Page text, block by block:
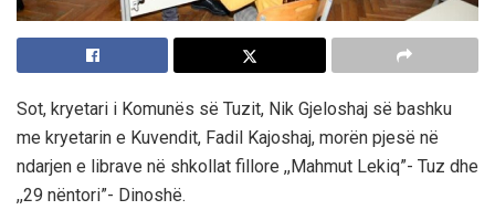
Sot, kryetari i Komunës së Tuzit, Nik Gjeloshaj së bashku
me kryetarin e Kuvendit, Fadil Kajoshaj, morën pjesë në
ndarjen e librave në shkollat fillore ,,Mahmut Lekiq”- Tuz dhe
,,29 nëntori”- Dinoshë.